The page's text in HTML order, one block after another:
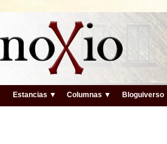
Estancias ▼ Columnas ▼ Bloguiverso